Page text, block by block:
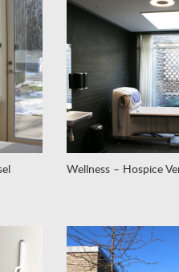
Wellness – Hospice